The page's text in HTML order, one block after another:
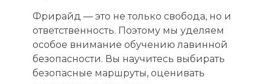
Фрирайд — это не только свобода, но и
ответственность. Поэтому мы уделяем
особое внимание обучению лавинной
безопасности. Вы научитесь выбирать
безопасные маршруты, оценивать